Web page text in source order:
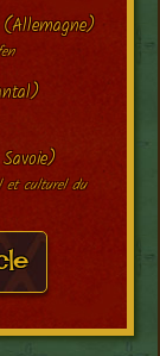
et culturel du